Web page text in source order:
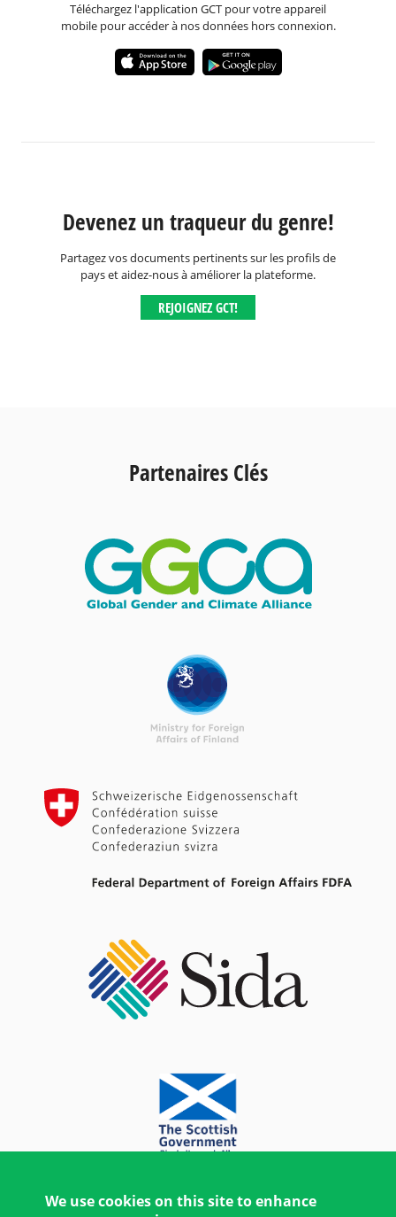
Téléchargez l'application GCT pour votre appareil
mobile pour accéder à nos données hors connexion.
Devenez un traqueur du genre!
Partagez vos documents pertinents sur les profils de
pays et aidez-nous à améliorer la plateforme.
REJOIGNEZ GCT!
Partenaires Clés
We use cookies on this site to enhance